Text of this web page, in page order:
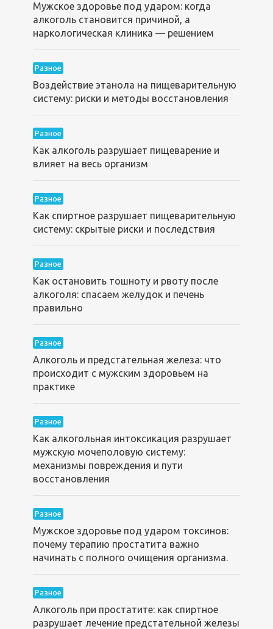
Мужское здоровье под ударом: когда
алкоголь становится причиной, а
наркологическая клиника — решением
Разное
Воздействие этанола на пищеварительную
систему: риски и методы восстановления
Разное
Как алкоголь разрушает пищеварение и
влияет на весь организм
Разное
Как спиртное разрушает пищеварительную
систему: скрытые риски и последствия
Разное
Как остановить тошноту и рвоту после
алкоголя: спасаем желудок и печень
правильно
Разное
Алкоголь и предстательная железа: что
происходит с мужским здоровьем на
практике
Разное
Как алкогольная интоксикация разрушает
мужскую мочеполовую систему:
механизмы повреждения и пути
восстановления
Разное
Мужское здоровье под ударом токсинов:
почему терапию простатита важно
начинать с полного очищения организма.
Разное
Алкоголь при простатите: как спиртное
разрушает лечение предстательной железы